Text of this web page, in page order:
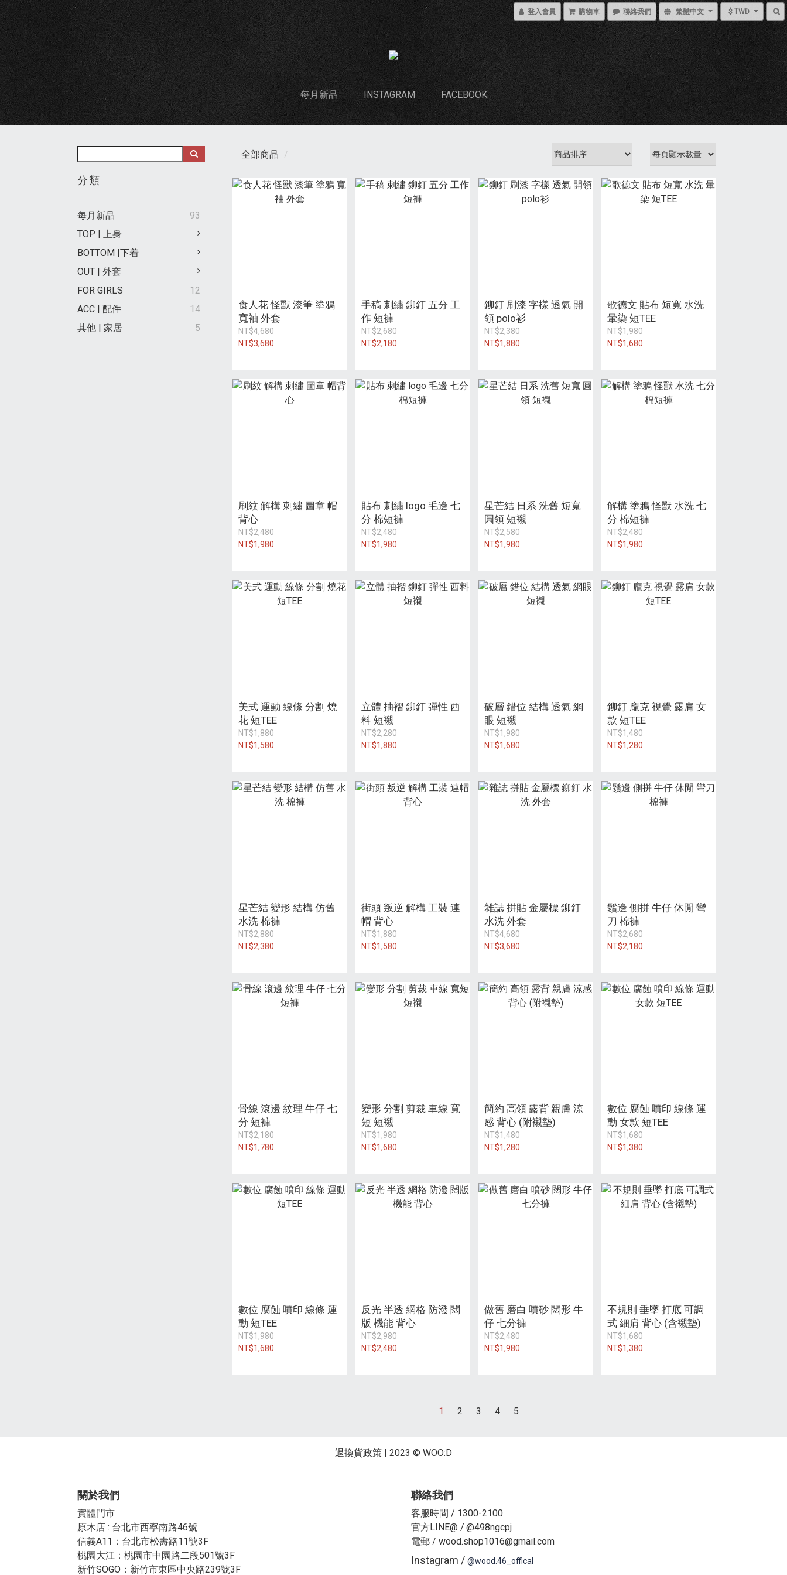
登入會員 購物車 聯絡我們 繁體中文 $ TWD
每月新品 INSTAGRAM FACEBOOK
分類
每月新品
93
TOP | 上身
BOTTOM |下着
OUT | 外套
FOR GIRLS
12
ACC | 配件
14
其他 | 家居
5
全部商品
食人花 怪獸 漆筆 塗鴉
寬袖 外套
NT$4,680
NT$3,680
手稿 刺繡 鉚釘 五分 工
作 短褲
NT$2,680
NT$2,180
鉚釘 刷漆 字樣 透氣 開
領 polo衫
NT$2,380
NT$1,880
歌德文 貼布 短寬 水洗
暈染 短TEE
NT$1,980
NT$1,680
刷紋 解構 刺繡 圖章 帽
背心
NT$2,480
NT$1,980
貼布 刺繡 logo 毛邊 七
分 棉短褲
NT$2,480
NT$1,980
星芒結 日系 洗舊 短寬
圓領 短襯
NT$2,580
NT$1,980
解構 塗鴉 怪獸 水洗 七
分 棉短褲
NT$2,480
NT$1,980
美式 運動 線條 分割 燒
花 短TEE
NT$1,880
NT$1,580
立體 抽褶 鉚釘 彈性 西
料 短襯
NT$2,280
NT$1,880
破層 錯位 結構 透氣 網
眼 短襯
NT$1,980
NT$1,680
鉚釘 龐克 視覺 露肩 女
款 短TEE
NT$1,480
NT$1,280
星芒結 變形 結構 仿舊
水洗 棉褲
NT$2,880
NT$2,380
街頭 叛逆 解構 工裝 連
帽 背心
NT$1,880
NT$1,580
雜誌 拼貼 金屬標 鉚釘
水洗 外套
NT$4,680
NT$3,680
鬚邊 側拼 牛仔 休閒 彎
刀 棉褲
NT$2,680
NT$2,180
骨線 滾邊 紋理 牛仔 七
分 短褲
NT$2,180
NT$1,780
變形 分割 剪裁 車線 寬
短 短襯
NT$1,980
NT$1,680
簡約 高領 露背 親膚 涼
感 背心 (附襯墊)
NT$1,480
NT$1,280
數位 腐蝕 噴印 線條 運
動 女款 短TEE
NT$1,680
NT$1,380
數位 腐蝕 噴印 線條 運
動 短TEE
NT$1,980
NT$1,680
反光 半透 網格 防潑 闊
版 機能 背心
NT$2,980
NT$2,480
做舊 磨白 噴砂 闊形 牛
仔 七分褲
NT$2,480
NT$1,980
不規則 垂墜 打底 可調
式 細肩 背心 (含襯墊)
NT$1,680
NT$1,380
1 2 3 4 5
退換貨政策 | 2023 © WOO:D
關於我們
實體門市
原木店 : 台北市西寧南路46號
信義A11：台北市松壽路11號3F
桃園大江：桃園市中園路二段501號3F
新竹SOGO：新竹市東區中央路239號3F
聯絡我們
客服時間 / 1300-2100
官方LINE@ / @498ngcpj
電郵 / wood.shop1016@gmail.com
Instagram / @wood.46_offical